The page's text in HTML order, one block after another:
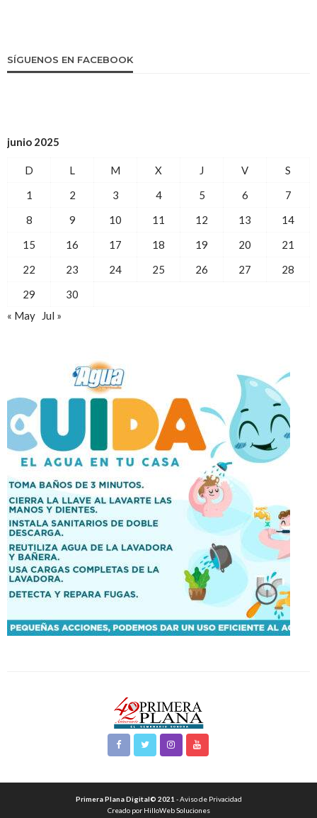
SÍGUENOS EN FACEBOOK
junio 2025
D L M X J V
S
1
2 3 4 5 6
7
8
9 10 11 12 13
14
15
16 17 18 19 20
21
22
23 24 25 26 27
28
29
30
« May
Jul »
Primera Plana Digital© 2021 - Aviso de Privacidad
Creado por HilloWeb Soluciones